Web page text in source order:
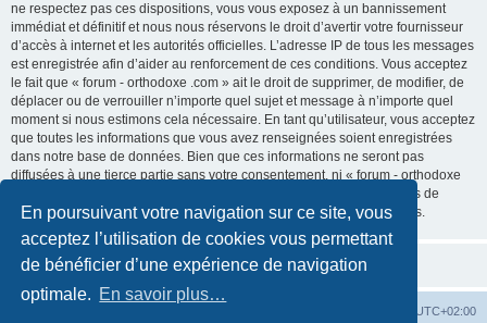
En poursuivant votre navigation sur ce site, vous
acceptez l’utilisation de cookies vous permettant
de bénéficier d’une expérience de navigation
optimale. En savoir plus…
ne respectez pas ces dispositions, vous vous exposez à un bannissement
immédiat et définitif et nous nous réservons le droit d’avertir votre fournisseur
d’accès à internet et les autorités officielles. L’adresse IP de tous les messages
est enregistrée afin d’aider au renforcement de ces conditions. Vous acceptez
le fait que « forum - orthodoxe .com » ait le droit de supprimer, de modifier, de
déplacer ou de verrouiller n’importe quel sujet et message à n’importe quel
moment si nous estimons cela nécessaire. En tant qu’utilisateur, vous acceptez
que toutes les informations que vous avez renseignées soient enregistrées
dans notre base de données. Bien que ces informations ne seront pas
diffusées à une tierce partie sans votre consentement, ni « forum - orthodoxe
.com », ni phpBB, ne pourront être tenus comme responsables en cas de
tentative de piratage informatique visant à compromettre vos données.
UTC+02:00